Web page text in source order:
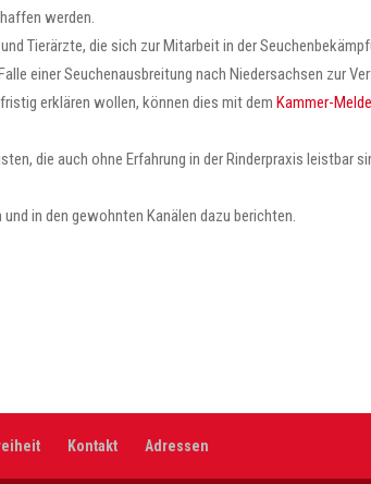
werden.
Tierärzte, die sich zur Mitarbeit in der
einer Seuchenausbreitung nach Niedersachsen zur
erklären wollen, können dies mit dem Kammer-
die auch ohne Erfahrung in der Rinderpraxis leistbar
in den gewohnten Kanälen dazu berichten.
Kontakt Adressen